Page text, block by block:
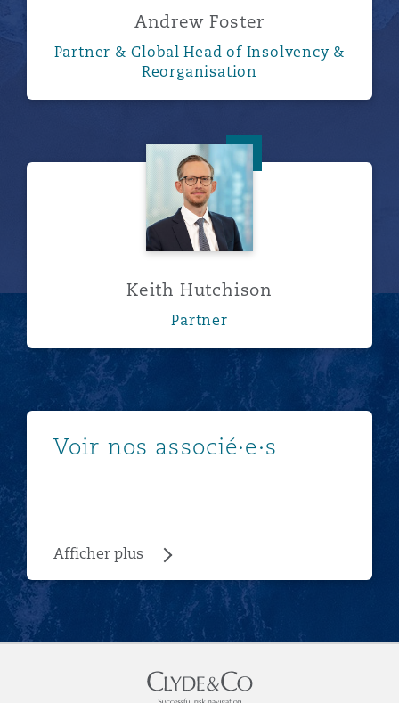
Andrew Foster
Partner & Global Head of Insolvency &
Reorganisation
Keith Hutchison
Keith Hutchison
Partner
Voir nos associé·e·s
Afficher plus